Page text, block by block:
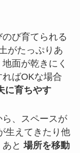
のび育てられる
がたっぷりあ
地面が乾きにく
ばOKな場合
に育ちやす
ら、スペースが
生えてきたり他
あと場所を移動